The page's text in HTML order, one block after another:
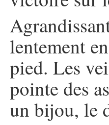
lentement
pied. Les
pointe des
un bijou, le